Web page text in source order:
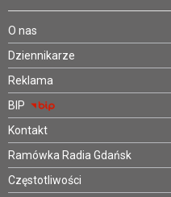
O nas
Dziennikarze
Reklama
BIP
Kontakt
Ramówka Radia Gdańsk
Częstotliwości